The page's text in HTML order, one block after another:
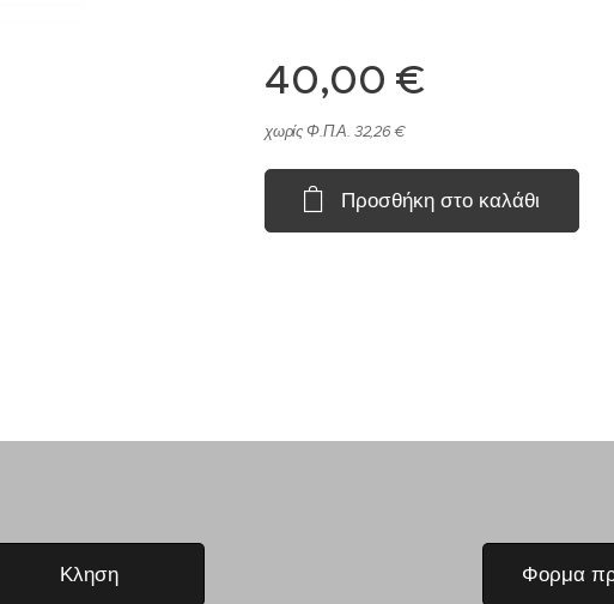
40,00 €
χωρίς Φ.Π.Α. 32,26 €
Προσθήκη στο καλάθι
Κληση Φορμα